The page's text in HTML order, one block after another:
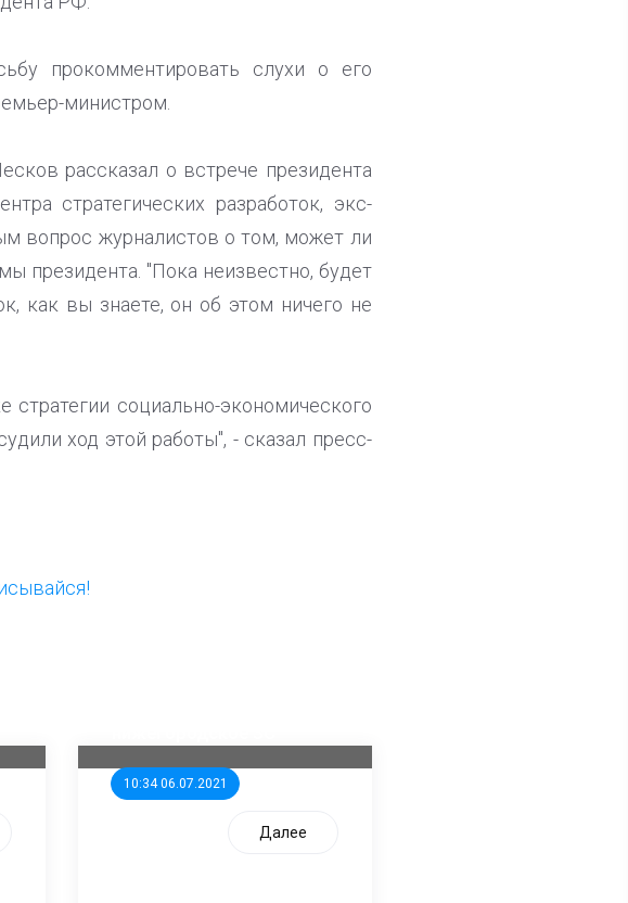
прокомментировать слухи о его
министром.
рассказал о встрече президента
стратегических разработок, экс-
вопрос журналистов о том, может ли
президента. "Пока неизвестно, будет
как вы знаете, он об этом ничего не
социально-экономического
ход этой работы", - сказал пресс-
10:34 06.07.2021
Далее